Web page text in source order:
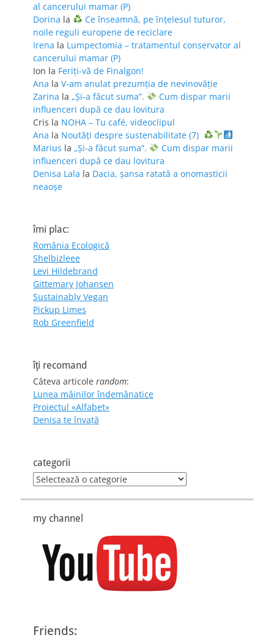
al cancerului mamar (P)
Dorina la
Ce înseamnă, pe înțelesul tuturor,
noile reguli europene de reciclare
Irena la Lumpectomia – tratamentul conservator al
cancerului mamar (P)
Ion la Feriţi-vă de Finalgon!
Ana la V-am anulat prezumția de nevinovăție
Zarina la „Și-a făcut suma”.
Cum dispar marii
influenceri după ce dau lovitura
Cris la NOHA – Tu café, videoclipul
Ana la Noutăți despre sustenabilitate (7)
Marius la „Și-a făcut suma”.
Cum dispar marii
influenceri după ce dau lovitura
Denisa Lala la Dacia, șansa ratată a onomasticii
neaoșe
îmi plac:
România Ecologică
Shelbizleee
Levi Hildebrand
Gittemary Johansen
Sustainably Vegan
Pickup Limes
Rob Greenfield
îţi recomand
Câteva articole random:
Lunea mâinilor îndemânatice
Proiectul «Alfabet»
Denisa te învaţă
categorii
categorii
my channel
Friends: